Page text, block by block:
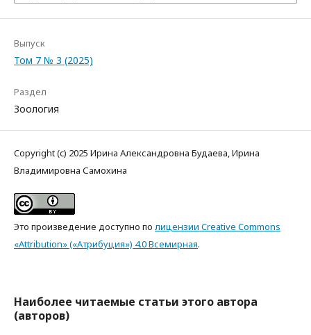
Выпуск
Том 7 № 3 (2025)
Раздел
Зоология
Copyright (c) 2025 Ирина Александровна Будаева, Ирина
Владимировна Самохина
Это произведение доступно по лицензии Creative Commons
«Attribution» («Атрибуция») 4.0 Всемирная.
Наиболее читаемые статьи этого автора
(авторов)